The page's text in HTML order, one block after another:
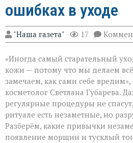
ошибках в уходе
"Наша газета" 17
«Иногда самый старательный
кожи — потому что мы делаем
замечаем, как сами себе
косметолог Светлана Губарева.
регулярные процедуры не
ритуале есть незаметные, но
Разберём, какие привычки
появление морщин и тусклый